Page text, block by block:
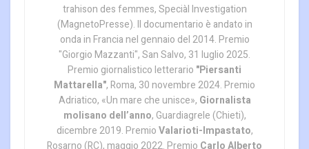
trahison des femmes, Speciàl Investigation
(MagnetoPresse). Il documentario è andato in
onda in Francia nel gennaio del 2014. Premio
"Giorgio Mazzanti", San Salvo, 31 luglio 2025.
Premio giornalistico letterario "Piersanti
Mattarella", Roma, 30 novembre 2024. Premio
Adriatico, «Un mare che unisce», Giornalista
molisano dell’anno, Guardiagrele (Chieti),
dicembre 2019. PremioValarioti-Impastato,
Rosarno (RC), maggio 2022. Premio Carlo Alberto